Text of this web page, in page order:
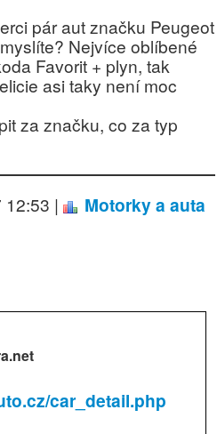
pár aut značku Peugeot
Nejvíce oblíbené
Favorit + plyn, tak
asi taky není moc
za značku, co za typ
12:53 | Motorky a auta
car_detail.php